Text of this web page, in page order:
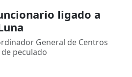
ligado a
General de Centros
peculado